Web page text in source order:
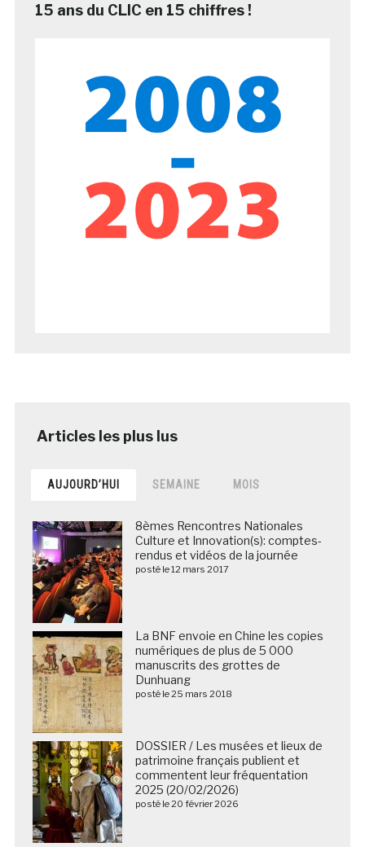
15 ans du CLIC en 15 chiffres !
AUJOURD’HUI SEMAINE MOIS
8èmes Rencontres Nationales
Culture et Innovation(s): comptes-
rendus et vidéos de la journée
posté le 12 mars 2017
La BNF envoie en Chine les copies
numériques de plus de 5 000
manuscrits des grottes de
Dunhuang
posté le 25 mars 2018
DOSSIER / Les musées et lieux de
patrimoine français publient et
commentent leur fréquentation
2025 (20/02/2026)
posté le 20 février 2026